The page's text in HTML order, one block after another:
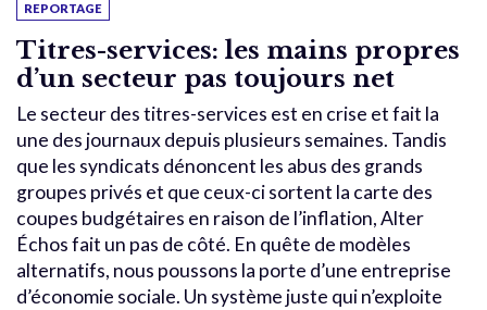
REPORTAGE
Titres-services: les mains propres
d’un secteur pas toujours net
Le secteur des titres-services est en crise et fait la
une des journaux depuis plusieurs semaines. Tandis
que les syndicats dénoncent les abus des grands
groupes privés et que ceux-ci sortent la carte des
coupes budgétaires en raison de l’inflation, Alter
Échos fait un pas de côté. En quête de modèles
alternatifs, nous poussons la porte d’une entreprise
d’économie sociale. Un système juste qui n’exploite